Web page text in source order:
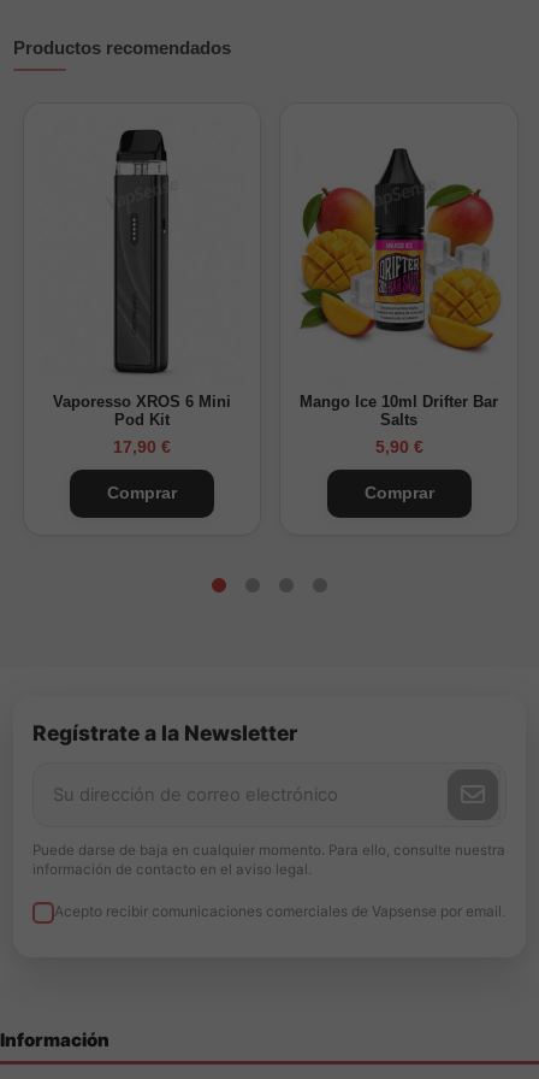
Productos recomendados
Vaporesso XROS 6 Mini
Pod Kit
17,90 €
Comprar
Mango Ice 10ml Drifter Bar
Salts
5,90 €
Comprar
Regístrate a la Newsletter
Puede darse de baja en cualquier momento. Para ello, consulte nuestra
información de contacto en el aviso legal.
Acepto recibir comunicaciones comerciales de Vapsense por email.
Información